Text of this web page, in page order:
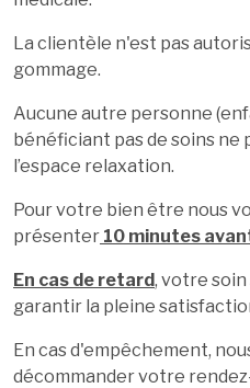
La clientèle n'est pas
gommage.
Aucune autre personne
bénéficiant pas de soins ne
l’espace relaxation.
Pour votre bien être nous
présenter 10 minutes
En cas de retard, votre
garantir la pleine
En cas d'empêchement,
décommander votre